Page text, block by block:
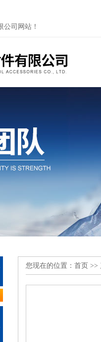
司网站！
您现在的位置： 首页 >>